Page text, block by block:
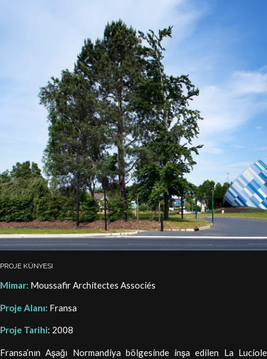
PROJE KÜNYESI
Mimar: Moussafir Architectes Associés
Proje Alanı: Fransa
Proje Tarihi: 2008
Fransa’nın Aşağı Normandiya bölgesinde inşa edilen La Luciole